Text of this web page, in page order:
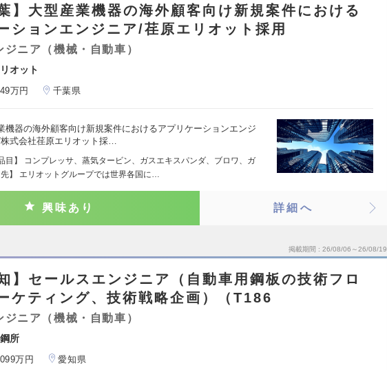
葉】大型産業機器の海外顧客向け新規案件における
ションエンジニア/荏原エリオット採用
ジニア（機械・自動車）
オット
万円 千葉県
機器の海外顧客向け新規案件におけるアプリケーションエンジ
式会社荏原エリオット採…
目】 コンプレッサ、蒸気タービン、ガスエキスパンダ、ブロワ、ガ
】 エリオットグループでは世界各国に…
興味あり 詳細へ
掲載期間 26/08/06～26/08/19
知】セールスエンジニア（自動車用鋼板の技術フロ
ケティング、技術戦略企画）（T186
ジニア（機械・自動車）
所
万円 愛知県